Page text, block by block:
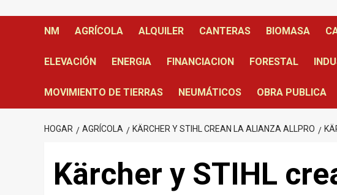
NM AGRÍCOLA ALQUILER CANTERAS BIOMASA
ELEVACIÓN ENERGIA FINANCIACION FORESTAL
MOVIMIENTO DE TIERRAS NEUMÁTICOS OBRA PUBLICA
HOGAR AGRÍCOLA KÄRCHER Y STIHL CREAN LA ALIANZA ALLPRO
Kärcher y STIHL